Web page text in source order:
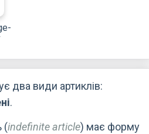
два види артиклів:
.
(indefinite article) має форму